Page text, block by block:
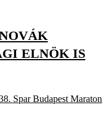
ELNÖK IS
Spar Budapest Maraton